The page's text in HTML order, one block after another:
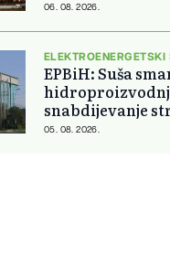
06. 08. 2026.
ELEKTROENERGETSKI
EPBiH: Suša
snabdijevanje
ostaje stabilno
05. 08. 2026.